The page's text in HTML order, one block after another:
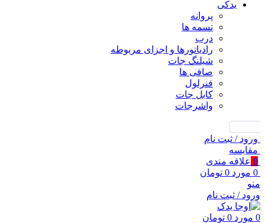
یدکی
پروانه
تسمه ها
درب
رادیاتورها و اجزای مربوطه
شیلنگ جات
صافی ها
فنرلول
کابل جات
واشرجات
ورود / ثبت نام
مقايسه
0 علاقه مندی
0 مورد 0 تومان
منو
ورود / ثبت نام
0 مورد 0 تومان